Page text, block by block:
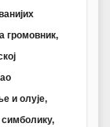
громовник,
и олује,